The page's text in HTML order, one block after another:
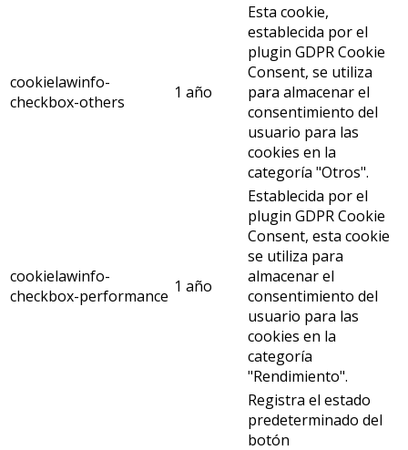
cookielawinfo-
checkbox-others
1 año
Esta cookie,
establecida por el
plugin GDPR Cookie
Consent, se utiliza
para almacenar el
consentimiento del
usuario para las
cookies en la
categoría "Otros".
cookielawinfo-
checkbox-performance 1 año
Establecida por el
plugin GDPR Cookie
Consent, esta cookie
se utiliza para
almacenar el
consentimiento del
usuario para las
cookies en la
categoría
"Rendimiento".
Registra el estado
predeterminado del
botón